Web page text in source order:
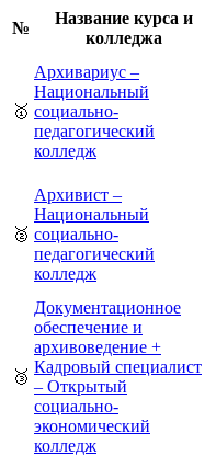
№
Название курса и
колледжа
🥇
Архивариус –
Национальный
социально-
педагогический
колледж
🥈
Архивист –
Национальный
социально-
педагогический
колледж
🥉
Документационное
обеспечение и
архивоведение +
Кадровый специалист
– Открытый
социально-
экономический
колледж